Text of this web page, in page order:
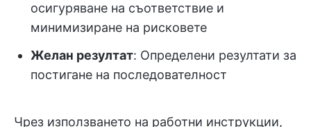
осигуряване на съответствие и
минимизиране на рисковете
Желан резултат: Определени резултати за
постигане на последователност
Чрез използването на работни инструкции,